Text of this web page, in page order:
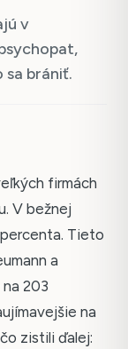
v
sa brániť.
firmách
V bežnej
Tieto
a
203
na
zistili ďalej: